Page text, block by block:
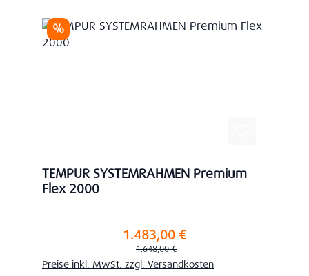
Rabatt
%
TEMPUR SYSTEMRAHMEN Premium
Flex 2000
Verkaufspreis:1.483,00 €
Regulärer Preis:
1.648,00 €
Preise inkl. MwSt. zzgl. Versandkosten